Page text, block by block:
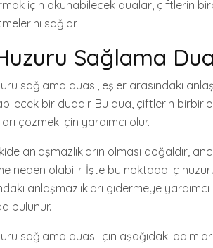
için okunabilecek dualar, çiftlerin
sağlar.
Sağlama
sağlama duası, eşler arasındaki
bir duadır. Bu dua, çiftlerin
çözmek için yardımcı olur.
anlaşmazlıkların olması doğaldır,
neden olabilir. İşte bu noktada iç
anlaşmazlıkları gidermeye
bulunur.
sağlama duası için aşağıdaki